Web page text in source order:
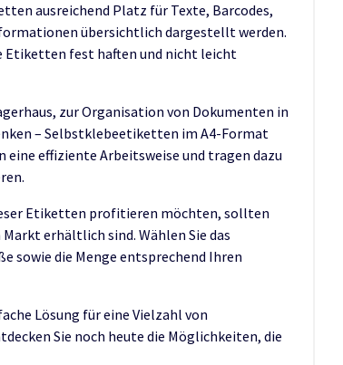
ausreichend Platz für Texte, Barcodes,
übersichtlich dargestellt werden.
Etiketten fest haften und nicht leicht
zur Organisation von Dokumenten in
– Selbstklebeetiketten im A4-Format
effiziente Arbeitsweise und tragen dazu
Etiketten profitieren möchten, sollten
erhältlich sind. Wählen Sie das
sowie die Menge entsprechend Ihren
Lösung für eine Vielzahl von
Sie noch heute die Möglichkeiten, die